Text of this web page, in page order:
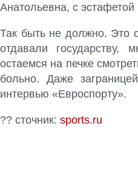
Анатольевна, с
Так быть не должно. Это
отдавали государству,
остаемся на печке
больно. Даже
интервью «Евроспорту».
?? сточник: sports.ru